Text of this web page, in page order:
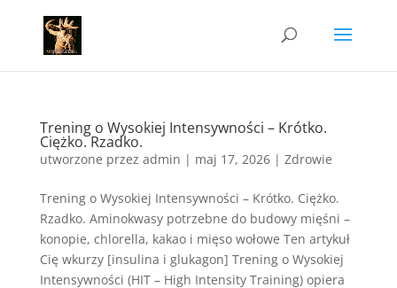
Trening o Wysokiej Intensywności – Krótko.
Ciężko. Rzadko.
utworzone przez admin | maj 17, 2026| Zdrowie
Trening o Wysokiej Intensywności – Krótko. Ciężko.
Rzadko. Aminokwasy potrzebne do budowy mięśni –
konopie, chlorella, kakao i mięso wołowe Ten artykuł
Cię wkurzy [insulina i glukagon] Trening o Wysokiej
Intensywności (HIT – High Intensity Training) opiera